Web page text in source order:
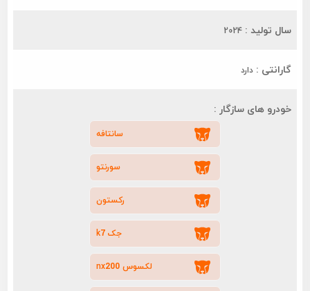
سال تولید : 2024
گارانتی : دارد
خودرو های سازگار :
سانتافه
سورنتو
رکستون
جک k7
لکسوس nx200